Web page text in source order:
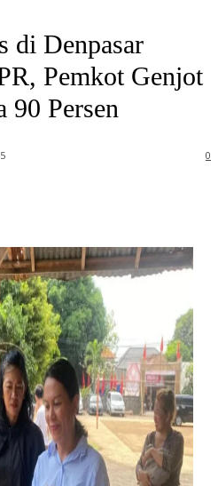
di Denpasar
Pemkot Genjot
90 Persen
0